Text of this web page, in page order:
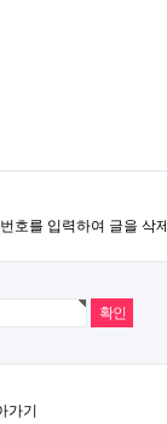
호를 입력하여 글을 삭
가기